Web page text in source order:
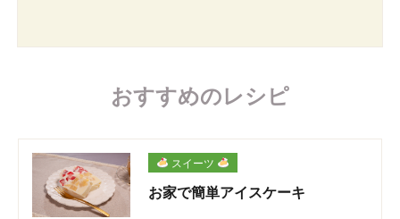
おすすめのレシピ
スイーツ
お家で簡単アイスケーキ